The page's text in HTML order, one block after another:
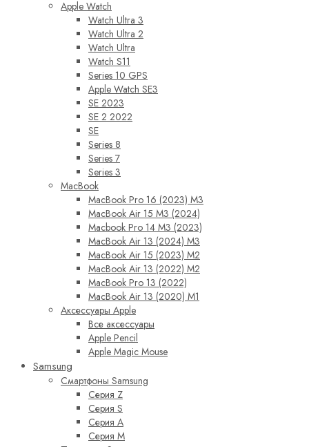
Apple Watch
Watch Ultra 3
Watch Ultra 2
Watch Ultra
Watch S11
Series 10 GPS
Apple Watch SE3
SE 2023
SE 2 2022
SE
Series 8
Series 7
Series 3
MacBook
MacBook Pro 16 (2023) M3
MacBook Air 15 M3 (2024)
Macbook Pro 14 M3 (2023)
MacBook Air 13 (2024) M3
MacBook Air 15 (2023) M2
MacBook Air 13 (2022) M2
MacBook Pro 13 (2022)
MacBook Air 13 (2020) M1
Аксессуары Apple
Все аксессуары
Apple Pencil
Apple Magic Mouse
Samsung
Смартфоны Samsung
Серия Z
Серия S
Серия A
Серия M